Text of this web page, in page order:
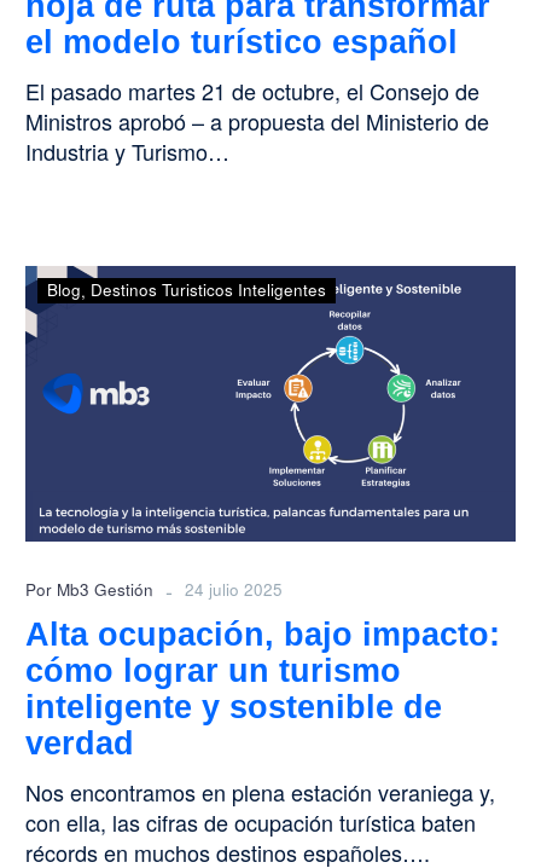
el modelo turístico español
El pasado martes 21 de octubre, el Consejo de
Ministros aprobó – a propuesta del Ministerio de
Industria y Turismo…
Alta
ocupación,
impacto:
cómo
lograr
un
turismo
inteligente
y
sostenible
verdad
Blog Destinos Turisticos Inteligentes
Por Mb3 Gestión - 24 julio 2025
Alta ocupación, bajo impacto:
cómo lograr un turismo
inteligente y sostenible de
verdad
Nos encontramos en plena estación veraniega y,
con ella, las cifras de ocupación turística baten
récords en muchos destinos españoles….